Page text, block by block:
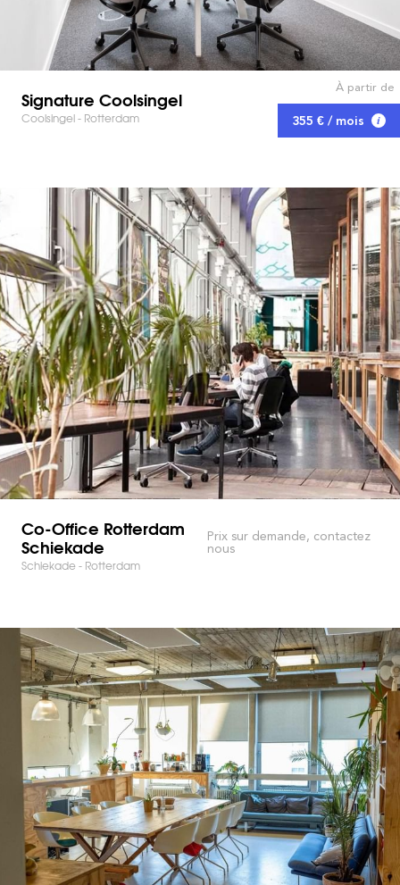
Signature Coolsingel
Coolsingel - Rotterdam
À partir de
355 € / mois
Co-Office Rotterdam
Schiekade
Schiekade - Rotterdam
Prix sur demande, contactez
nous